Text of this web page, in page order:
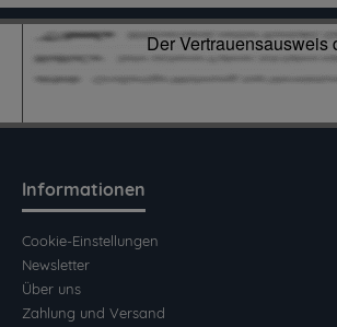
Informationen
Cookie-Einstellungen
Newsletter
Über uns
Zahlung und Versand